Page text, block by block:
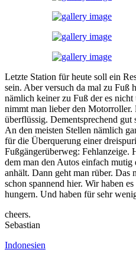
Letzte Station für heute soll ein
sein. Aber versuch da mal zu Fuß
nämlich keiner zu Fuß der es
nimmt man lieber den Motorroller.
überflüssig. Dementsprechend gut
An den meisten Stellen nämlich
für die Überquerung einer
Fußgängerüberweg: Fehlanzeige.
dem man den Autos einfach
anhält. Dann geht man rüber. Das
schon spannend hier. Wir haben
hungern. Und haben für sehr
cheers.
Sebastian
Indonesien